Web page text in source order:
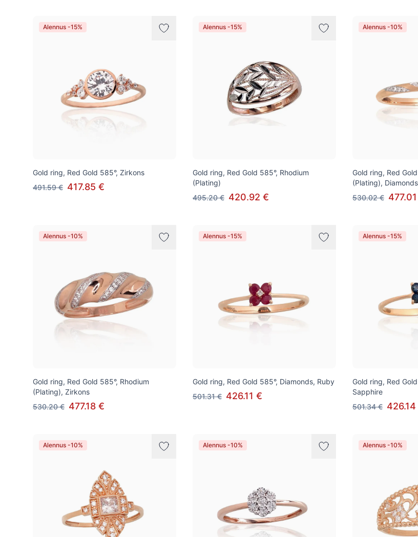
Alennus -15%
Gold ring, Red Gold 585°, Zirkons
491.59 € 417.85 €
Alennus -15%
Gold ring, Red Gold 585°, Rhodium
(Plating)
495.20 € 420.92 €
Alennus -10%
Gold ring, Red
(Plating), Diamonds
530.02 €
Alennus -10%
Gold ring, Red Gold 585°, Rhodium
(Plating), Zirkons
530.20 € 477.18 €
Alennus -15%
Gold ring, Red Gold 585°, Diamonds, Ruby
501.31 € 426.11 €
Alennus -15%
Gold ring, Red
Sapphire
501.34 €
Alennus -10% Alennus -10% Alennus -10%